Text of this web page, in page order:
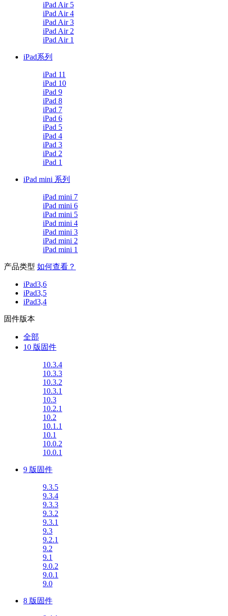
iPad Air 5
iPad Air 4
iPad Air 3
iPad Air 2
iPad Air 1
iPad系列
iPad 11
iPad 10
iPad 9
iPad 8
iPad 7
iPad 6
iPad 5
iPad 4
iPad 3
iPad 2
iPad 1
iPad mini 系列
iPad mini 7
iPad mini 6
iPad mini 5
iPad mini 4
iPad mini 3
iPad mini 2
iPad mini 1
产品类型 如何查看？
iPad3,6
iPad3,5
iPad3,4
固件版本
全部
10 版固件
10.3.4
10.3.3
10.3.2
10.3.1
10.3
10.2.1
10.2
10.1.1
10.1
10.0.2
10.0.1
9 版固件
9.3.5
9.3.4
9.3.3
9.3.2
9.3.1
9.3
9.2.1
9.2
9.1
9.0.2
9.0.1
9.0
8 版固件